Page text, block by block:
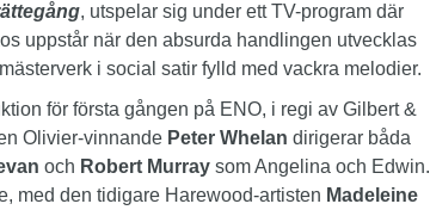
, utspelar sig under ett TV-program där
uppstår när den absurda handlingen utvecklas
i social satir fylld med vackra melodier.
för första gången på ENO, i regi av Gilbert &
Olivier-vinnande Peter Whelan dirigerar båda
och Robert Murraysom Angelina och Edwin.
med den tidigare Harewood-artisten Madeleine